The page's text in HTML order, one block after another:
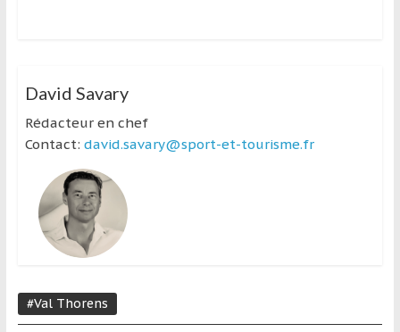
David Savary
Rédacteur en chef
Contact: david.savary@sport-et-tourisme.fr
#Val Thorens